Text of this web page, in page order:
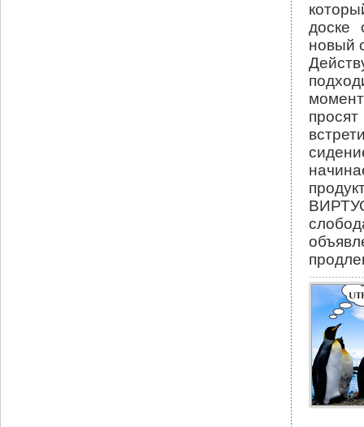
доске
новый